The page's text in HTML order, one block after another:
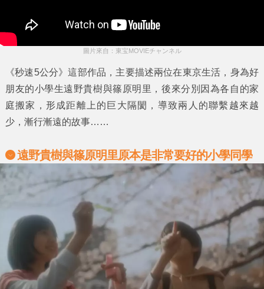
圖片來自：東宝MOVIEチャンネル
《秒速5公分》這部作品，主要描述兩位在東京生活，身為好
朋友的小學生遠野貴樹與篠原明里 ，後來分別因為各自的家
庭搬家，形成距離上的巨大隔閡，導致兩人的聯繫越來越
少，漸行漸遠的故事……
遠野貴樹與篠原明里原本是非常要好的小學同學